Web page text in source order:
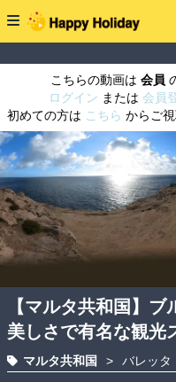
こちらの動画は 会員
ログイン または 会員
初めての方は こちら からご
【マルタ共和国】
美しさで有名な観光
マルタ共和国 > バレッタ